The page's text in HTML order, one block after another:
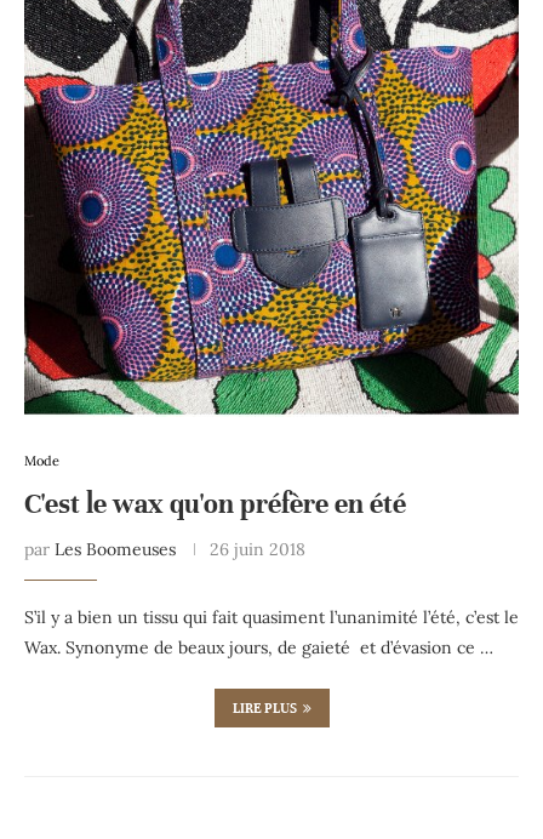
Mode
C'est le wax qu'on préfère en été
par Les Boomeuses 26 juin 2018
S’il y a bien un tissu qui fait quasiment l’unanimité l’été, c’est le
Wax. Synonyme de beaux jours, de gaieté et d’évasion ce …
LIRE PLUS